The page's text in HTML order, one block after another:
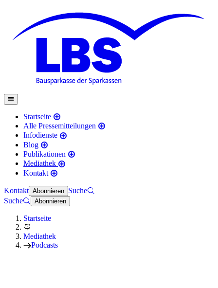
Startseite
Alle Pressemitteilungen
Infodienste
Blog
Publikationen
Mediathek
Kontakt
Kontakt Abonnieren Suche
Suche
Abonnieren
Startseite
Mediathek
Podcasts